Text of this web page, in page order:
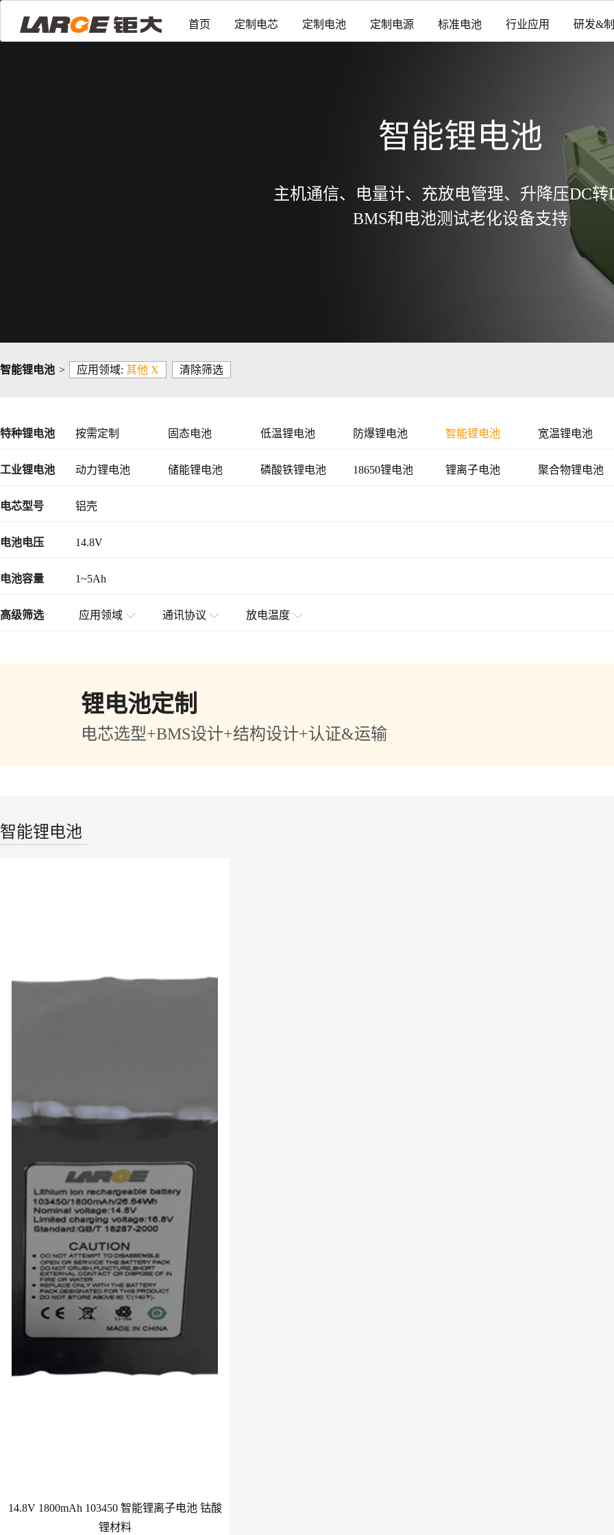
首页 定制电芯 定制电池 定制电源 标准电池 行业应用 研发&
智能锂电池
主机通信、电量计、充放电管理、升降压DC转
BMS和电池测试老化设备支持
智能锂电池 > 应用领域: 其他 X 清除筛选
特种锂电池 按需定制 固态电池 低温锂电池 防爆锂电池 智能锂电池 宽温锂电池
工业锂电池 动力锂电池 储能锂电池 磷酸铁锂电池 18650锂电池 锂离子电池 聚合物锂电池
48V锂电池
电芯型号 铝壳
电池电压 14.8V
电池容量 1~5Ah
高级筛选 应用领域 通讯协议 放电温度
锂电池定制
电芯选型+BMS设计+结构设计+认证&运输
智能锂电池
14.8V 1800mAh 103450 智能锂离子电池 钴酸
锂材料